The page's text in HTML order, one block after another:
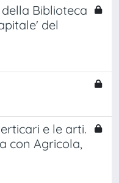
Biblioteca
del
e le arti.
con Agricola,